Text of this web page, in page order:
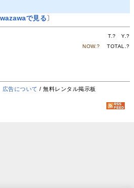
で見る〕
T.? Y.?
NOW.? TOTAL.?
広告について / 無料レンタル掲示板